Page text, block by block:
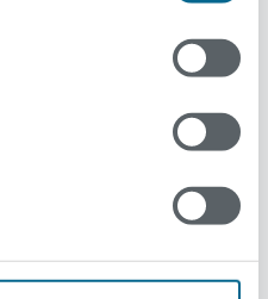
beachten, wenn
bin?